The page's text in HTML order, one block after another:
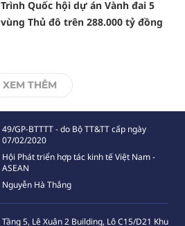
Trình Quốc hội dự án Vành đai 5
vùng Thủ đô trên 288.000 tỷ đồng
XEM THÊM
49/GP-BTTTT - do Bộ TT&TT cấp ngày
07/02/2020
Hội Phát triển hợp tác kinh tế Việt Nam -
ASEAN
Nguyễn Hà Thắng
Tầng 5, Lê Xuân 2 Building, Lô C15/D21 Khu